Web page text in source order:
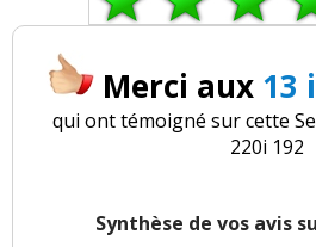
Merci aux 13
qui ont témoigné sur cette
220i 192
Synthèse de vos avis